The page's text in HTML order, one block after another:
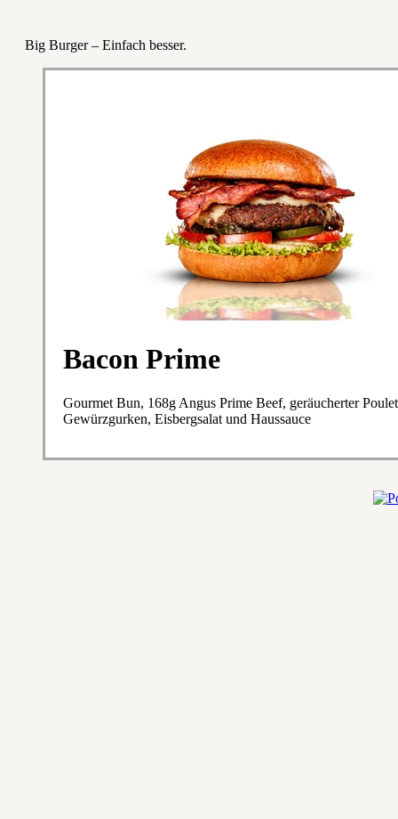
Big Burger – Einfach besser.
Bacon Prime
Gourmet Bun, 168g Angus Prime Beef, geräucherter
Gewürzgurken, Eisbergsalat und Haussauce